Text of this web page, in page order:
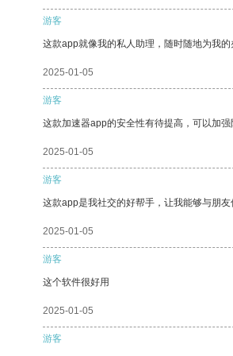
游客
这款app就像我的私人助理，随时随地为我的
2025-01-05
游客
这款加速器app的安全性有待提高，可以加
2025-01-05
游客
这款app是我社交的好帮手，让我能够与朋友
2025-01-05
游客
这个软件很好用
2025-01-05
游客